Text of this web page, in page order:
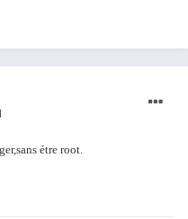
étre root.